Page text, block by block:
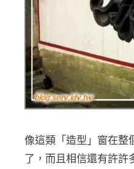
像這類「造型」窗在整
了，而且相信還有許許